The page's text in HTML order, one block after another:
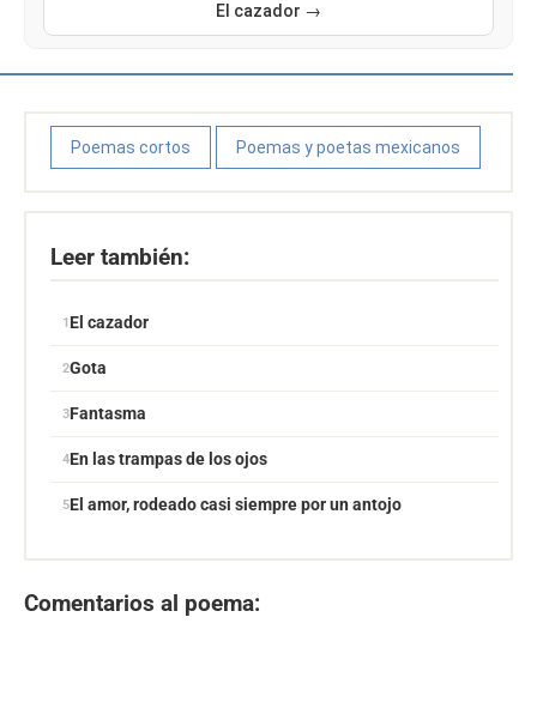
El cazador →
Poemas cortos Poemas y poetas mexicanos
Leer también:
El cazador
Gota
Fantasma
En las trampas de los ojos
El amor, rodeado casi siempre por un antojo
Comentarios al poema: